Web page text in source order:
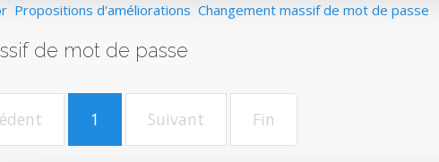
Propositions d'améliorations Changement massif de mot de passe
de mot de passe
1 Suivant Fin